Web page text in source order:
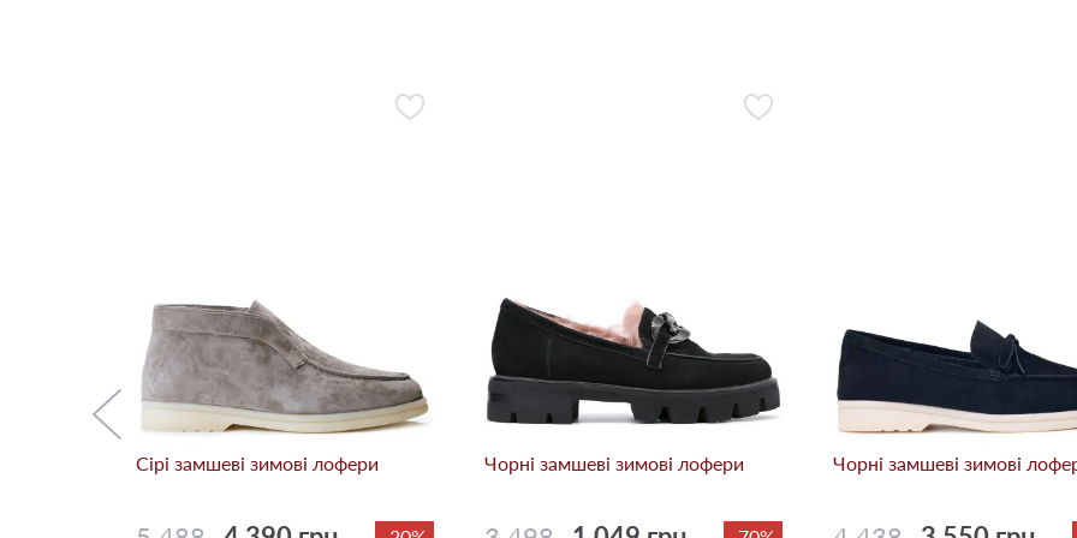
Сірі замшеві зимові лофери Чорні замшеві зимові лофери Чорні замшеві зимові